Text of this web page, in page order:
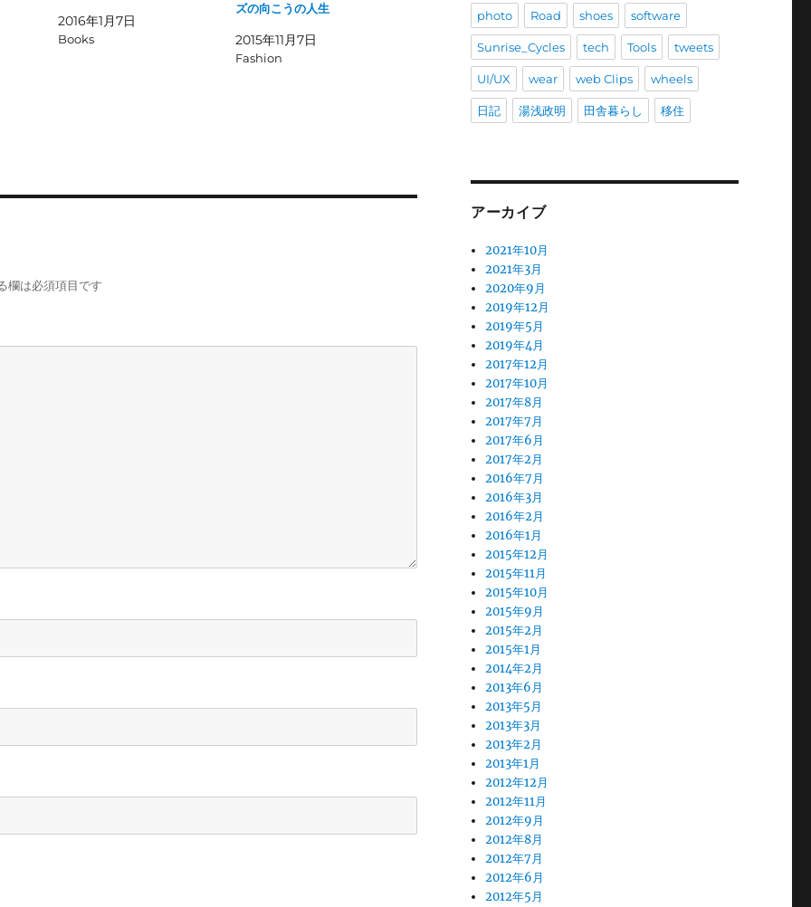
2016年1月7日
Books
ズの向こうの人生
2015年11月7日
Fashion
欄は必須項目です
photo Road shoes software
Sunrise_Cycles tech Tools tweets
UI/UX wear web Clips wheels
日記 湯浅政明 田舎暮らし 移住
アーカイブ
2021年10月
2021年3月
2020年9月
2019年12月
2019年5月
2019年4月
2017年12月
2017年10月
2017年8月
2017年7月
2017年6月
2017年2月
2016年7月
2016年3月
2016年2月
2016年1月
2015年12月
2015年11月
2015年10月
2015年9月
2015年2月
2015年1月
2014年2月
2013年6月
2013年5月
2013年3月
2013年2月
2013年1月
2012年12月
2012年11月
2012年9月
2012年8月
2012年7月
2012年6月
2012年5月